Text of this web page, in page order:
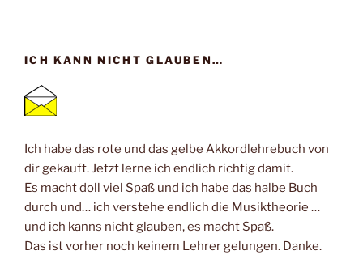
ICH KANN NICHT GLAUBEN…
Ich habe das rote und das gelbe Akkordlehrebuch von
dir gekauft. Jetzt lerne ich endlich richtig damit.
Es macht doll viel Spaß und ich habe das halbe Buch
durch und… ich verstehe endlich die Musiktheorie …
und ich kanns nicht glauben, es macht Spaß.
Das ist vorher noch keinem Lehrer gelungen. Danke.